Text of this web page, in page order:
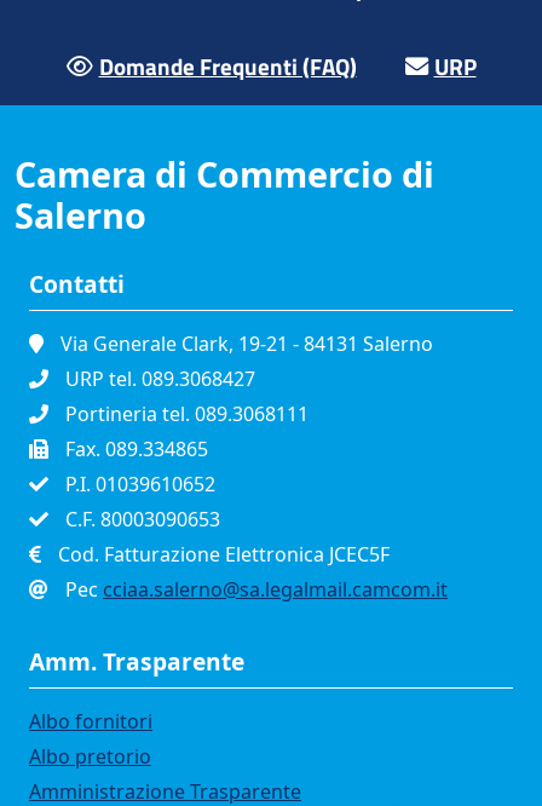
Domande Frequenti (FAQ) URP
Camera di Commercio di
Salerno
Contatti
Via Generale Clark, 19-21 - 84131 Salerno
URP tel. 089.3068427
Portineria tel. 089.3068111
Fax. 089.334865
P.I. 01039610652
C.F. 80003090653
Cod. Fatturazione Elettronica JCEC5F
Pec cciaa.salerno@sa.legalmail.camcom.it
Amm. Trasparente
Albo fornitori
Albo pretorio
Amministrazione Trasparente